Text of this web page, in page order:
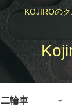
KOJIROの
二輪車